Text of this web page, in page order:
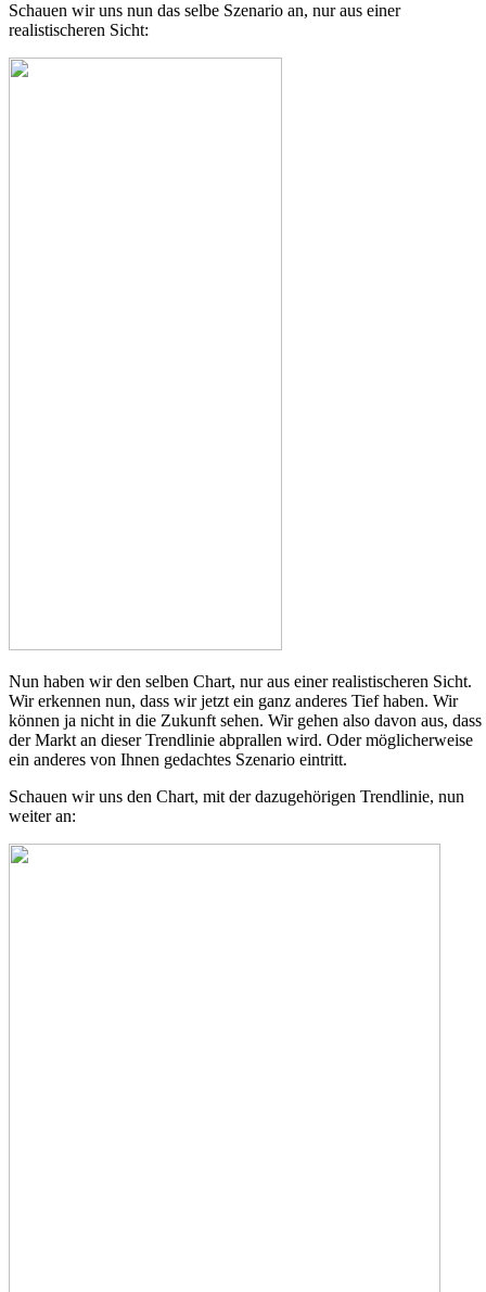
Schauen wir uns nun das selbe Szenario an, nur aus einer
realistischeren Sicht:
Nun haben wir den selben Chart, nur aus einer realistischeren Sicht.
Wir erkennen nun, dass wir jetzt ein ganz anderes Tief haben. Wir
können ja nicht in die Zukunft sehen. Wir gehen also davon aus, dass
der Markt an dieser Trendlinie abprallen wird. Oder möglicherweise
ein anderes von Ihnen gedachtes Szenario eintritt.
Schauen wir uns den Chart, mit der dazugehörigen Trendlinie, nun
weiter an: